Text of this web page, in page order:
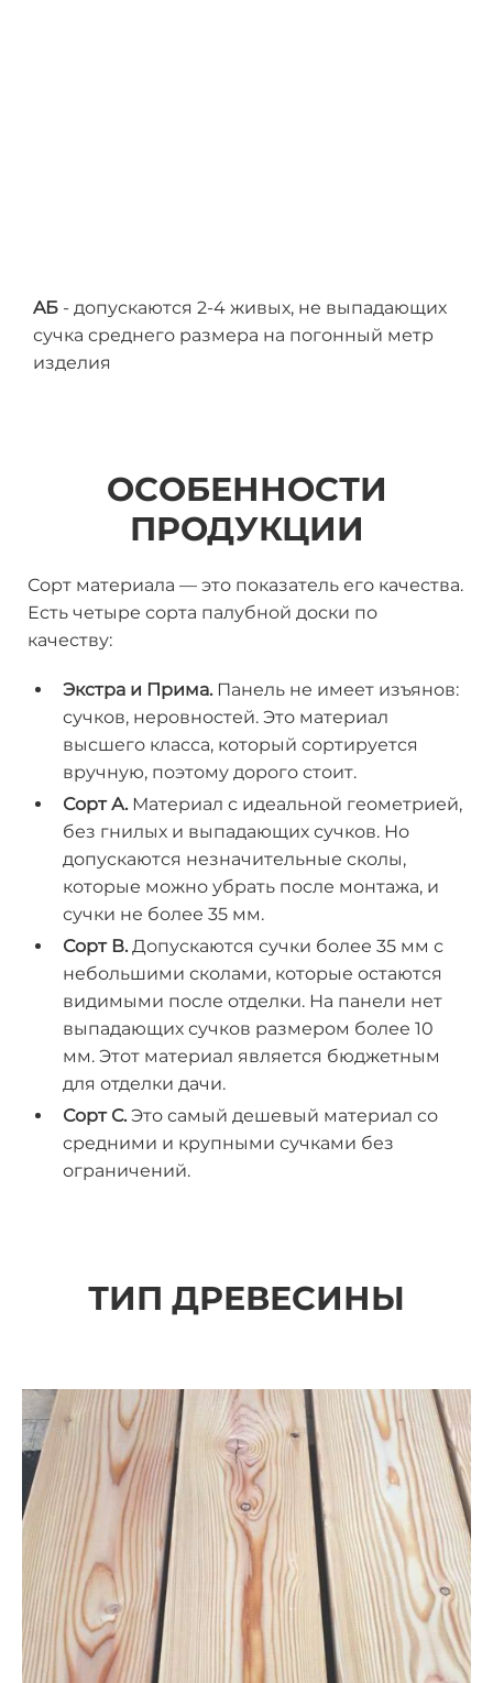
AБ - допускаются 2-4 живых, не выпадающих
сучка среднего размера на погонный метр
изделия
ОСОБЕННОСТИ
ПРОДУКЦИИ
Сорт материала — это показатель его качества.
Есть четыре сорта палубной доски по
качеству:
Экстра и Прима. Панель не имеет изъянов:
сучков, неровностей. Это материал
высшего класса, который сортируется
вручную, поэтому дорого стоит.
Сорт А. Материал с идеальной геометрией,
без гнилых и выпадающих сучков. Но
допускаются незначительные сколы,
которые можно убрать после монтажа, и
сучки не более 35 мм.
Сорт В. Допускаются сучки более 35 мм с
небольшими сколами, которые остаются
видимыми после отделки. На панели нет
выпадающих сучков размером более 10
мм. Этот материал является бюджетным
для отделки дачи.
Сорт С. Это самый дешевый материал со
средними и крупными сучками без
ограничений.
ТИП ДРЕВЕСИНЫ